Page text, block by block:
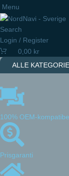
Menu
Search
Login / Register
0,00 kr
ALLE
100% OEM-
Prisgaranti